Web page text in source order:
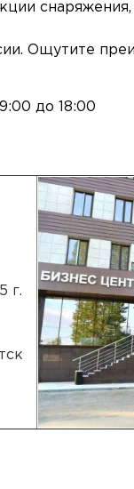
Ощутите
до 18:00
г.